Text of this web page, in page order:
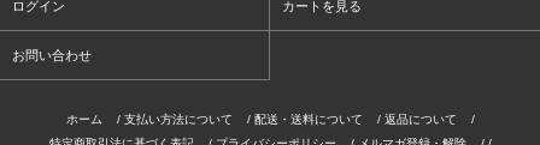
ログイン カートを見る
お問い合わせ
ホーム / 支払い方法について / 配送・送料について / 返品について
/